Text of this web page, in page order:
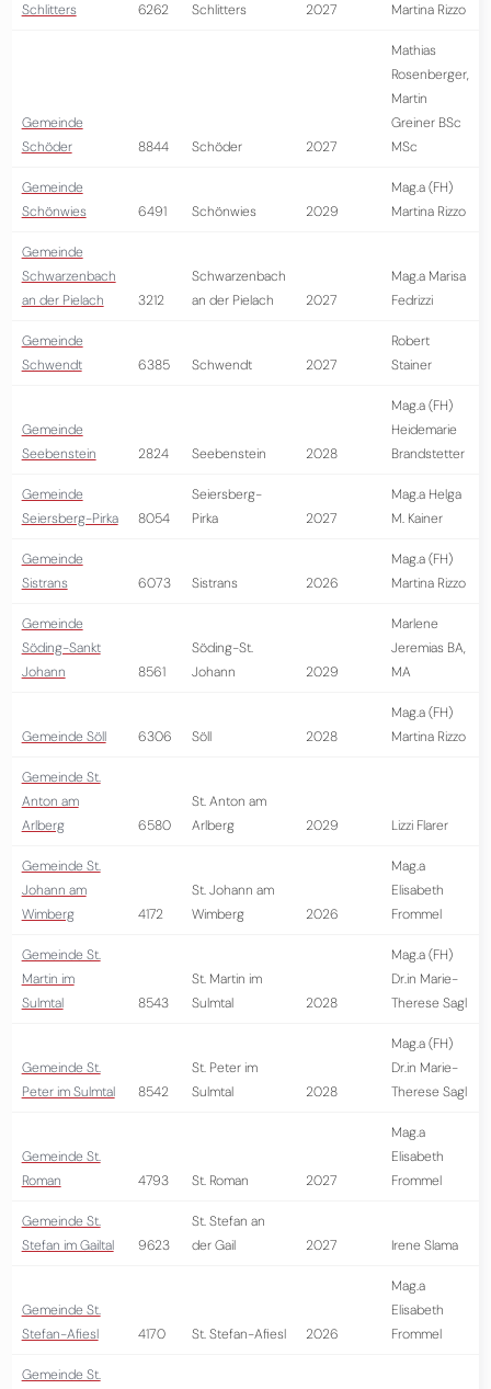
Schlitters
6262 Schlitters 2027
Martina Rizzo
Gemeinde
Schöder
8844 Schöder 2027
Mathias
Rosenberger,
Martin
Greiner BSc
MSc
Gemeinde
Schönwies
6491 Schönwies 2029
Mag.a (FH)
Martina Rizzo
Gemeinde
Schwarzenbach
an der Pielach
3212
Schwarzenbach
an der Pielach
2027
Mag.a Marisa
Fedrizzi
Gemeinde
Schwendt
6385 Schwendt 2027
Robert
Stainer
Gemeinde
Seebenstein
2824 Seebenstein 2028
Mag.a (FH)
Heidemarie
Brandstetter
Gemeinde
Seiersberg-Pirka
8054
Seiersberg-
Pirka
2027
Mag.a Helga
M. Kainer
Gemeinde
Sistrans
6073 Sistrans 2026
Mag.a (FH)
Martina Rizzo
Gemeinde
Söding-Sankt
Johann
8561
Söding-St.
Johann
2029
Marlene
Jeremias BA,
MA
Gemeinde Söll 6306 Söll 2028
Mag.a (FH)
Martina Rizzo
Gemeinde St.
Anton am
Arlberg
6580
St. Anton am
Arlberg
2029 Lizzi Flarer
Gemeinde St.
Johann am
Wimberg
4172
St. Johann am
Wimberg
2026
Mag.a
Elisabeth
Frommel
Gemeinde St.
Martin im
Sulmtal
8543
St. Martin im
Sulmtal
2028
Mag.a (FH)
Dr.in Marie-
Therese Sagl
Gemeinde St.
Peter im Sulmtal
8542
St. Peter im
Sulmtal
2028
Mag.a (FH)
Dr.in Marie-
Therese Sagl
Gemeinde St.
Roman
4793 St. Roman 2027
Mag.a
Elisabeth
Frommel
Gemeinde St.
Stefan im Gailtal
9623
St. Stefan an
der Gail
2027 Irene Slama
Gemeinde St.
Stefan-Afiesl
4170 St. Stefan-Afiesl 2026
Mag.a
Elisabeth
Frommel
Gemeinde St.